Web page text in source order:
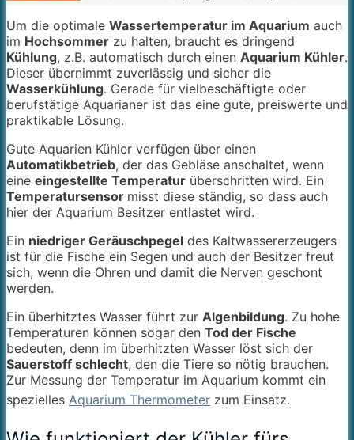
Um die optimale Wassertemperatur im Aquarium auch
im Hochsommer zu halten, braucht es dringend
Kühlung, z.B. automatisch durch einen Aquarium Kühler.
Dieser übernimmt zuverlässig und sicher die
Wasserkühlung. Gerade für vielbeschäftigte oder
berufstätige Aquarianer ist das eine gute, preiswerte und
praktikable Lösung.
Gute Aquarien Kühler verfügen über einen
Automatikbetrieb, der das Gebläse anschaltet, wenn
eine eingestellte Temperatur überschritten wird. Ein
Temperatursensor misst diese ständig, so dass auch
hier der Aquarium Besitzer entlastet wird.
Ein niedriger Geräuschpegel des Kaltwassererzeugers
ist für die Fische ein Segen und auch der Besitzer freut
sich, wenn die Ohren und damit die Nerven geschont
werden.
Ein überhitztes Wasser führt zur Algenbildung. Zu hohe
Temperaturen können sogar den Tod der Fische
bedeuten, denn im überhitzten Wasser löst sich der
Sauerstoff schlecht, den die Tiere so nötig brauchen.
Zur Messung der Temperatur im Aquarium kommt ein
spezielles Aquarium Thermometer zum Einsatz.